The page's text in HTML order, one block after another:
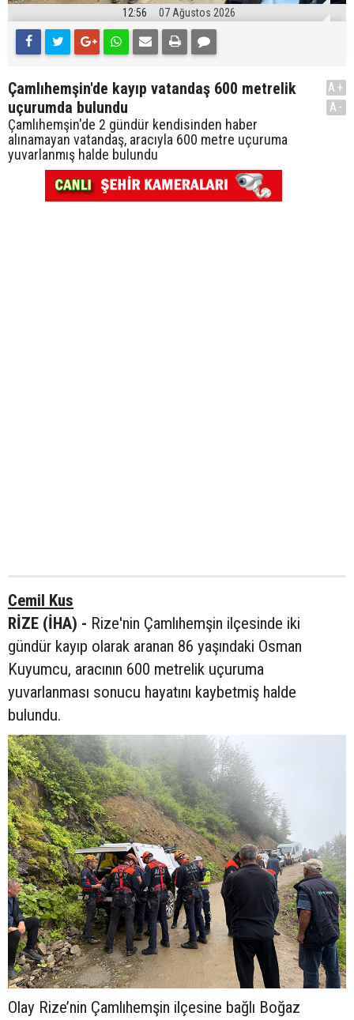
12:56 07 Ağustos 2026
Çamlıhemşin'de kayıp vatandaş 600 metrelik
uçurumda bulundu
Çamlıhemşin'de 2 gündür kendisinden haber
alınamayan vatandaş, aracıyla 600 metre uçuruma
yuvarlanmış halde bulundu
A+
A-
Cemil Kus
RİZE (İHA) - Rize'nin Çamlıhemşin ilçesinde iki
gündür kayıp olarak aranan 86 yaşındaki Osman
Kuyumcu, aracının 600 metrelik uçuruma
yuvarlanması sonucu hayatını kaybetmiş halde
bulundu.
Olay Rize’nin Çamlıhemşin ilçesine bağlı Boğaz